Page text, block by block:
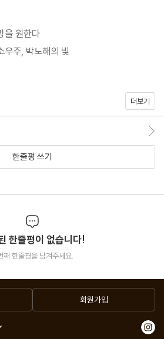
을 원한다
우주, 박노해의 빛
한 직업_ 소설가와 사회 비평
있지만_ 숙제에 진심인 사람
장_ 농담에도 방향성이 있다
책_ 무릎 꿇은 사랑 고백
것도 만드는 것도 처음
정한 집밥이 생각나는 날에는
래_ 개와 나
로나 시대의 서점, 리스본
무도 가지 못한 곳, 명왕성을 향한 외로운
더보기
한줄평 쓰기
한줄평이 없습니다!
째 한줄평을 남겨주세요.
회원가입